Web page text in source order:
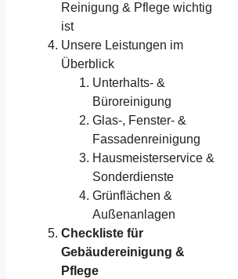
Reinigung & Pflege wichtig
ist
Unsere Leistungen im
Überblick
Unterhalts- &
Büroreinigung
Glas-, Fenster- &
Fassadenreinigung
Hausmeisterservice &
Sonderdienste
Grünflächen &
Außenanlagen
Checkliste für
Gebäudereinigung &
Pflege